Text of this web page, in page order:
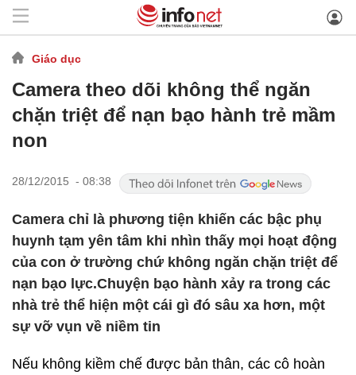
Giáo dục
Camera theo dõi không thể ngăn
chặn triệt để nạn bạo hành trẻ mầm
non
28/12/2015 - 08:38
Camera chỉ là phương tiện khiến các bậc phụ
huynh tạm yên tâm khi nhìn thấy mọi hoạt động
của con ở trường chứ không ngăn chặn triệt để
nạn bạo lực.Chuyện bạo hành xảy ra trong các
nhà trẻ thể hiện một cái gì đó sâu xa hơn, một
sự vỡ vụn về niềm tin
Nếu không kiềm chế được bản thân, các cô hoàn